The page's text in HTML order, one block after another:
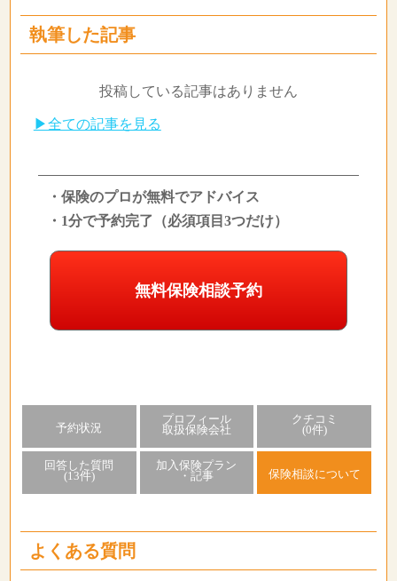
執筆した記事
投稿している記事はありません
▶全ての記事を見る
・保険のプロが無料でアドバイス
・1分で予約完了（必須項目3つだけ）
無料保険相談予約
予約状況
プロフィール
取扱保険会社
クチコミ
(0件)
回答した質問
(13件)
加入保険プラン
・記事
保険相談について
よくある質問